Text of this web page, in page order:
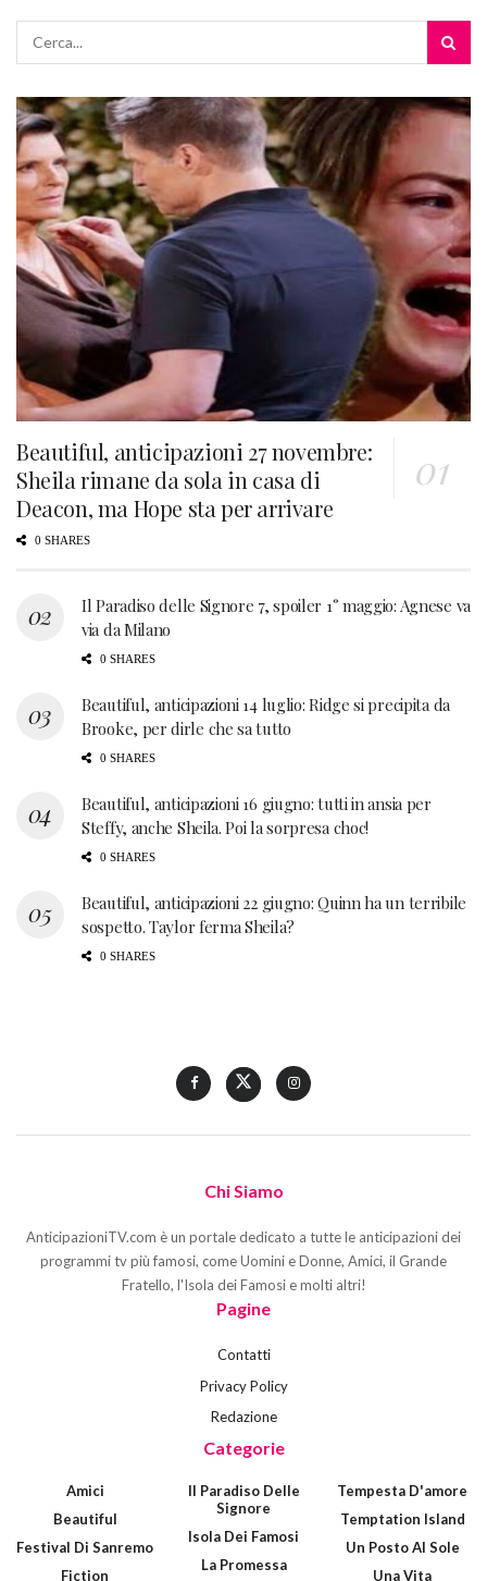
Beautiful, anticipazioni 27 novembre:
Sheila rimane da sola in casa di
Deacon, ma Hope sta per arrivare
0 SHARES
Il Paradiso delle Signore 7, spoiler 1° maggio: Agnese va
via da Milano
0 SHARES
Beautiful, anticipazioni 14 luglio: Ridge si precipita da
Brooke, per dirle che sa tutto
0 SHARES
Beautiful, anticipazioni 16 giugno: tutti in ansia per
Steffy, anche Sheila. Poi la sorpresa choc!
0 SHARES
Beautiful, anticipazioni 22 giugno: Quinn ha un terribile
sospetto. Taylor ferma Sheila?
0 SHARES
Chi Siamo
AnticipazioniTV.com è un portale dedicato a tutte le anticipazioni dei
programmi tv più famosi, come Uomini e Donne, Amici, il Grande
Fratello, l'Isola dei Famosi e molti altri!
Pagine
Contatti
Privacy Policy
Redazione
Categorie
Amici
Beautiful
Festival Di Sanremo
Fiction
Il Paradiso Delle
Signore
Isola Dei Famosi
La Promessa
Tempesta D'amore
Temptation Island
Un Posto Al Sole
Una Vita